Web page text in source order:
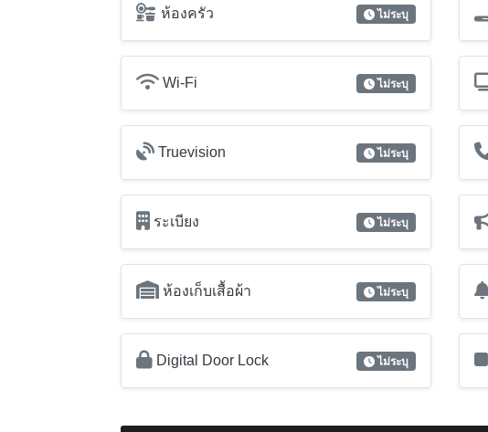
ห้องครัว ไม่ระบุ
Wi-Fi ไม่ระบุ
Truevision ไม่ระบุ
ระเบียง ไม่ระบุ
ห้องเก็บเสื้อผ้า ไม่ระบุ
Digital Door Lock ไม่ระบุ